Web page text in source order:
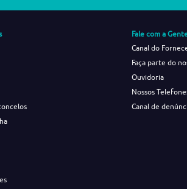
Fale com a
Canal do
Faça parte do
Ouvidoria
Nossos
Canal de